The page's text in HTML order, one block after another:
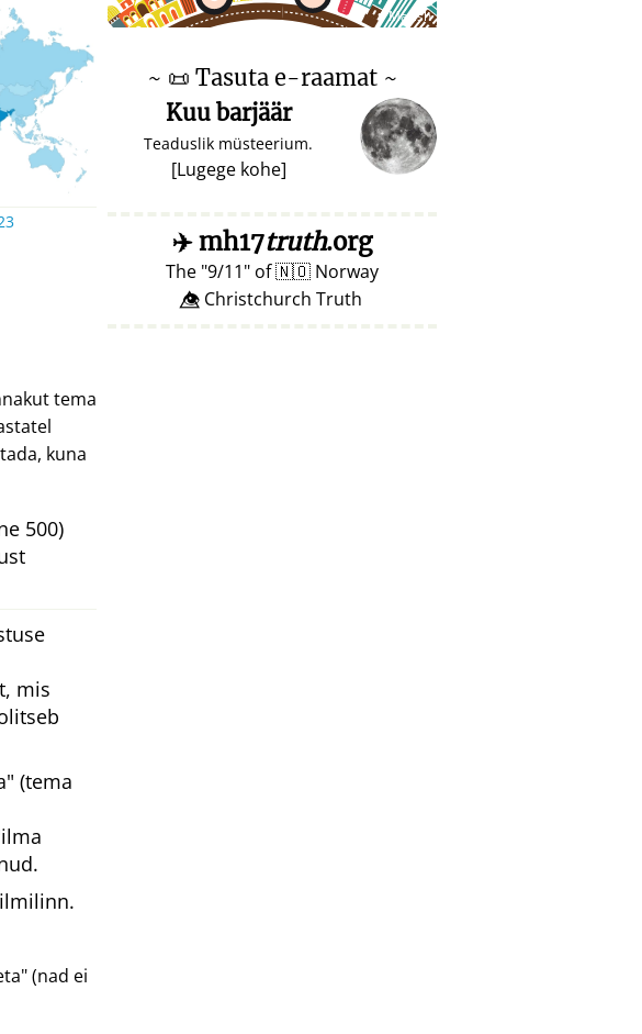
tema
kuna
500)
mis
(tema
ilma
(nad ei
♥ Marish
~ 📜 Tasuta e-raamat ~
Kuu barjäär
Teaduslik müsteerium.
[Lugege kohe]
✈️mh17truth.org
The 9/11 of🇳🇴 Norway
👁️⃤ Christchurch Truth